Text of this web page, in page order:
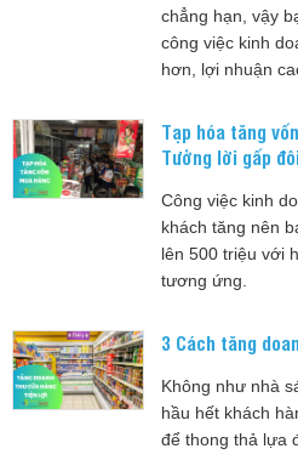
chẳng hạn, vậy
công việc kinh
hơn, lợi nhuận
Tạp hóa tăng
Tưởng lời gấp
Công việc kinh
khách tăng nên
lên 500 triệu với
tương ứng.
3 Cách tăng
Không như nhà
hầu hết khách
để thong thả lựa